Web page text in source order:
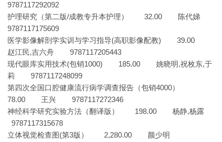
9787117292092
护理研究（第二版/成教专升本护理） 32.00 陈代娣
9787117175609
医学影像解剖学实训与学习指导(高职影像配教) 39.00
赵江民,吉六舟 9787117205443
现代眼库实用技术(包销1000) 185.00 姚晓明,祝枚东,于
莉 9787117248099
第四次全国口腔健康流行病学调查报告（包销4000）
78.00 王兴 9787117272346
神经科学研究实验方法（翻译版） 198.00 杨静,杨露
9787117315678
立体视觉检查图(第3版） 2,280.00 颜少明